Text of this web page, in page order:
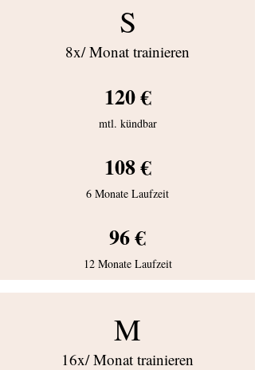
S
8x/ Monat trainieren
120 €
mtl. kündbar
108 €
6 Monate Laufzeit
96 €
12 Monate Laufzeit
M
16x/ Monat trainieren